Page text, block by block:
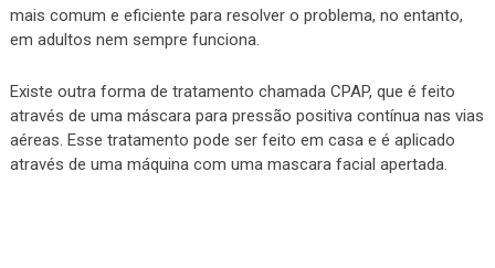
mais comum e eficiente para resolver o problema, no entanto,
em adultos nem sempre funciona.
Existe outra forma de tratamento chamada CPAP, que é feito
através de uma máscara para pressão positiva contínua nas vias
aéreas. Esse tratamento pode ser feito em casa e é aplicado
através de uma máquina com uma mascara facial apertada.